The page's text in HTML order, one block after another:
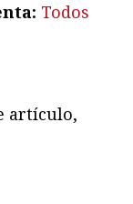
Todos
artículo,